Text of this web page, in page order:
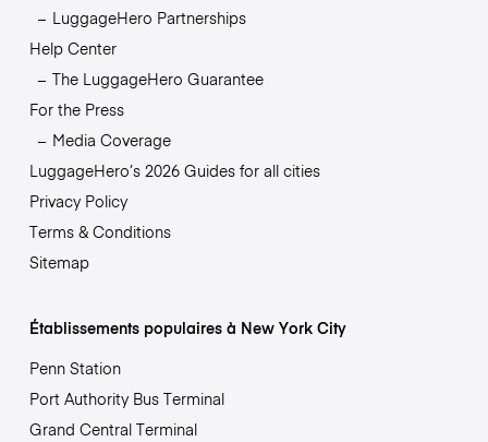
LuggageHero Partnerships
Help Center
The LuggageHero Guarantee
For the Press
Media Coverage
LuggageHero’s 2026 Guides for all cities
Privacy Policy
Terms & Conditions
Sitemap
Établissements populaires à New York City
Penn Station
Port Authority Bus Terminal
Grand Central Terminal